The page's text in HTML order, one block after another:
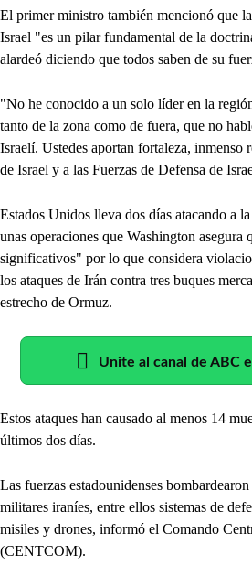
El primer ministro también mencionó que
Israel "es un pilar fundamental de la
alardeó diciendo que todos saben de su
"No he conocido a un solo líder en la
tanto de la zona como de fuera, que no
Israelí. Ustedes aportan fortaleza, inmenso
de Israel y a las Fuerzas de Defensa de
Estados Unidos lleva dos días atacando a
unas operaciones que Washington asegura
significativos" por lo que considera
los ataques de Irán contra tres buques
estrecho de Ormuz.
Unite al canal de ABC
Estos ataques han causado al menos 14
últimos dos días.
Las fuerzas estadounidenses
militares iraníes, entre ellos sistemas de
misiles y drones, informó el Comando
(CENTCOM).